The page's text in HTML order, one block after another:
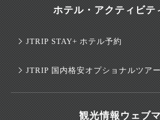
ホテル・アクティビテ
JTRIP STAY+ ホテル予約
JTRIP 国内格安オプショナルツア
観光情報ウェブ